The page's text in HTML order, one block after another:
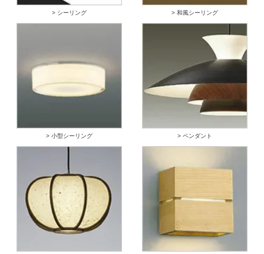
> シーリング > 和風シーリング
> 小型シーリング > ペンダント